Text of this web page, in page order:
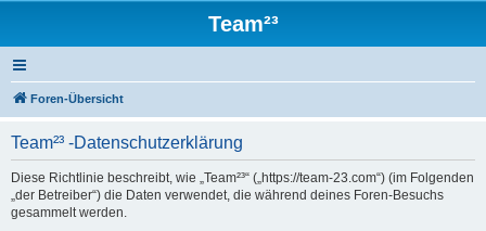
Team²³
Foren-Übersicht
Team²³ -Datenschutzerklärung
Diese Richtlinie beschreibt, wie „Team²³“ („https://team-23.com“) (im Folgenden
„der Betreiber“) die Daten verwendet, die während deines Foren-Besuchs
gesammelt werden.